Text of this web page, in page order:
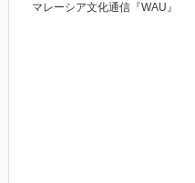
マレーシア文化通信『WAU』